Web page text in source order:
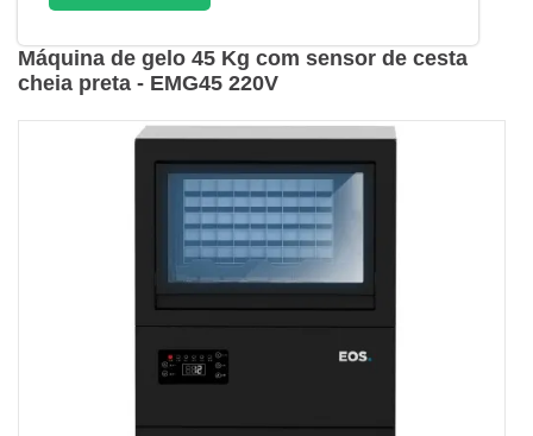
Máquina de gelo 45 Kg com sensor de cesta
cheia preta - EMG45 220V